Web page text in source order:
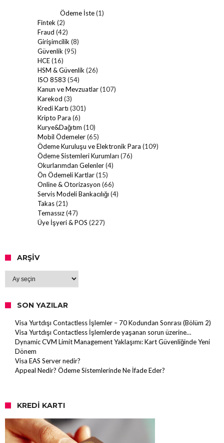
Ödeme İste(1)
Fintek(2)
Fraud (42)
Girişimcilik(8)
Güvenlik(95)
HCE(16)
HSM & Güvenlik(26)
ISO 8583 (54)
Kanun ve Mevzuatlar(107)
Karekod (3)
Kredi Kartı (301)
Kripto Para (6)
Kurye&Dağıtım (10)
Mobil Ödemeler(65)
Ödeme Kuruluşu ve Elektronik Para (109)
Ödeme Sistemleri Kurumları (76)
Okurlarımdan Gelenler(4)
Ön Ödemeli Kartlar(15)
Online & Otorizasyon (66)
Servis Modeli Bankacılığı (4)
Takas(21)
Temassız(47)
Üye İşyeri & POS (227)
ARŞIV
Arşiv
SON YAZILAR
Visa Yurtdışı Contactless İşlemler – 70 Kodundan Sonrası (Bölüm 2)
Visa Yurtdışı Contactless İşlemlerde yaşanan sorun üzerine…
Dynamic CVM Limit Management Yaklaşımı: Kart Güvenliğinde Yeni
Dönem
Visa EAS Server nedir?
Appeal Nedir? Ödeme Sistemlerinde Ne İfade Eder?
KREDI KARTI